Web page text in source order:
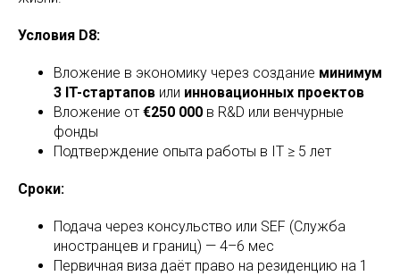
Условия D8:
Вложение в экономику через создание минимум
3 IT-стартапов или инновационных проектов
Вложение от €250 000 в R&D или венчурные
фонды
Подтверждение опыта работы в IT ≥ 5 лет
Сроки:
Подача через консульство или SEF (Служба
иностранцев и границ) — 4–6 мес
Первичная виза даёт право на резиденцию на 1